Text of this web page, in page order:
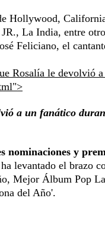
Hollywood,
La India, entre
Feliciano, el
Rosalía le devolvió
a un fanático
nominaciones y
levantado el brazo
Mejor Álbum Pop
del Año'.